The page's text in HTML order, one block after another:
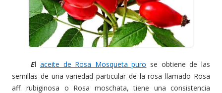
El aceite de Rosa Mosqueta puro se obtiene de las
semillas de una variedad particular de la rosa llamado Rosa
aff. rubiginosa o Rosa moschata, tiene una consistencia